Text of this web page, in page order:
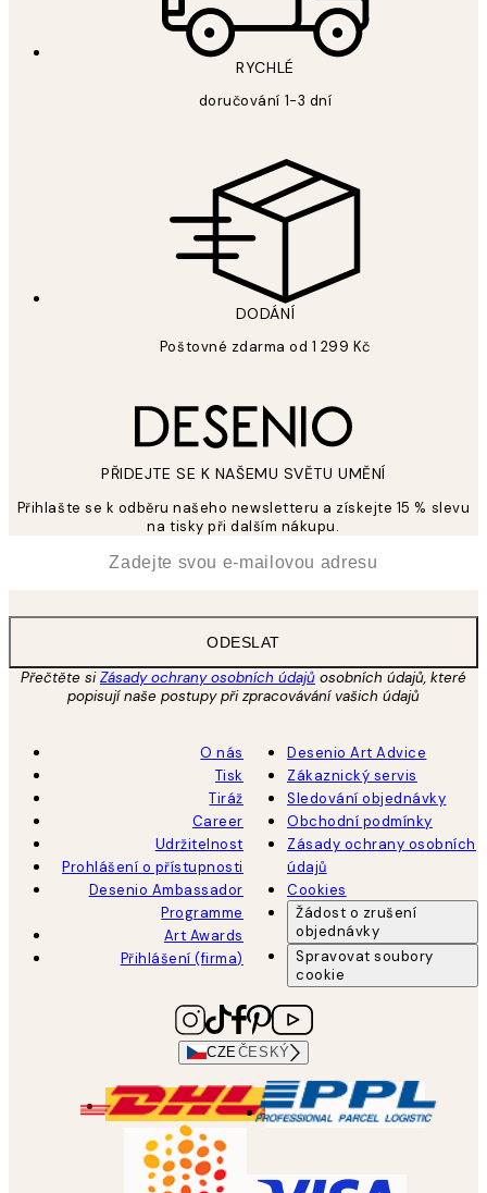
RYCHLÉ
doručování 1-3 dní
DODÁNÍ
Poštovné zdarma od 1 299 Kč
PŘIDEJTE SE K NAŠEMU SVĚTU UMĚNÍ
Přihlašte se k odběru našeho newsletteru a získejte 15 % slevu
na tisky při dalším nákupu.
ODESLAT
Přečtěte siZásady ochrany osobních údajů osobních údajů, které
popisují naše postupy při zpracovávání vašich údajů
O nás
Tisk
Tiráž
Career
Udržitelnost
Prohlášení o přístupnosti
Desenio Ambassador
Programme
Art Awards
Přihlášení (firma)
Desenio Art Advice
Zákaznický servis
Sledování objednávky
Obchodní podmínky
Zásady ochrany osobních
údajů
Cookies
Žádost o zrušení
objednávky
Spravovat soubory
cookie
CZEČESKÝ